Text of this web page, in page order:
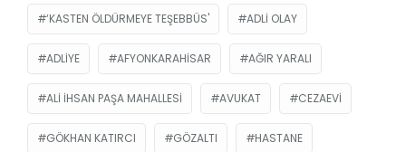
‘KASTEN ÖLDÜRMEYE TEŞEBBÜS' ADLI OLAY
ADLIYE AFYONKARAHISAR AĞIR YARALI
ALI İHSAN PAŞA MAHALLESI AVUKAT CEZAEVI
GÖKHAN KATIRCI GÖZALTI HASTANE